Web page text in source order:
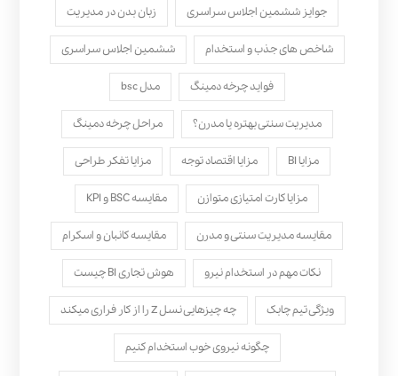
جوایز ششمین اجلاس سراسری زبان بدن در مدیریت
شاخص های جذب و استخدام ششمین اجلاس سراسری
فواید چرخه دمینگ مدل bsc
مدیریت سنتی بهتره یا مدرن؟ مراحل چرخه دمینگ
مزایا BI مزایا اقتصاد توجه مزایا تفکر طراحی
مزایا کارت امتیازی متوازن مقایسه BSC و KPI
مقایسه مدیریت سنتی و مدرن مقایسه کانبان و اسکرام
نکات مهم در استخدام نیرو هوش تجاری BI چیست
ویژگی تیم چابک چه چیزهایی نسل Z را از کار فراری میکند
چگونه نیروی خوب استخدام کنیم